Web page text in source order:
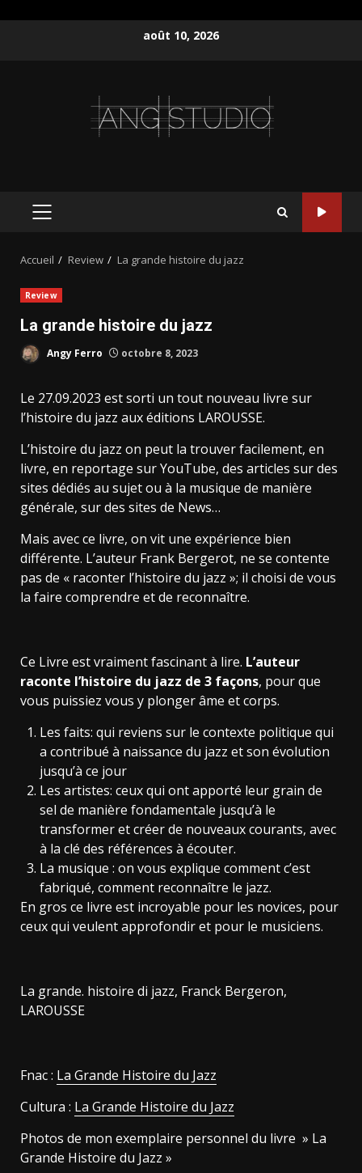
août 10, 2026
MENU
Accueil Review La grande histoire du jazz
Review
La grande histoire du jazz
Angy Ferro octobre 8, 2023
Le 27.09.2023 est sorti un tout nouveau livre sur
l’histoire du jazz aux éditions LAROUSSE.
L’histoire du jazz on peut la trouver facilement, en
livre, en reportage sur YouTube, des articles sur des
sites dédiés au sujet ou à la musique de manière
générale, sur des sites de News…
Mais avec ce livre, on vit une expérience bien
différente. L’auteur Frank Bergerot, ne se contente
pas de « raconter l’histoire du jazz »; il choisi de vous
la faire comprendre et de reconnaître.
Ce Livre est vraiment fascinant à lire. L’auteur
raconte l’histoire du jazz de 3 façons, pour que
vous puissiez vous y plonger âme et corps.
Les faits: qui reviens sur le contexte politique qui
a contribué à naissance du jazz et son évolution
jusqu’à ce jour
Les artistes: ceux qui ont apporté leur grain de
sel de manière fondamentale jusqu’à le
transformer et créer de nouveaux courants, avec
à la clé des références à écouter.
La musique : on vous explique comment c’est
fabriqué, comment reconnaître le jazz.
En gros ce livre est incroyable pour les novices, pour
ceux qui veulent approfondir et pour le musiciens.
La grande. histoire di jazz, Franck Bergeron,
LAROUSSE
Fnac : La Grande Histoire du Jazz
Cultura : La Grande Histoire du Jazz
Photos de mon exemplaire personnel du livre » La
Grande Histoire du Jazz »